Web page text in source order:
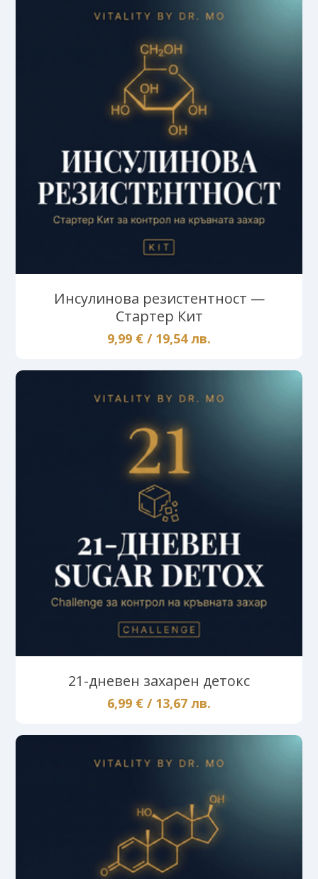
Инсулинова резистентност —
Стартер Кит
9,99 € / 19,54 лв.
21-дневен захарен детокс
6,99 € / 13,67 лв.